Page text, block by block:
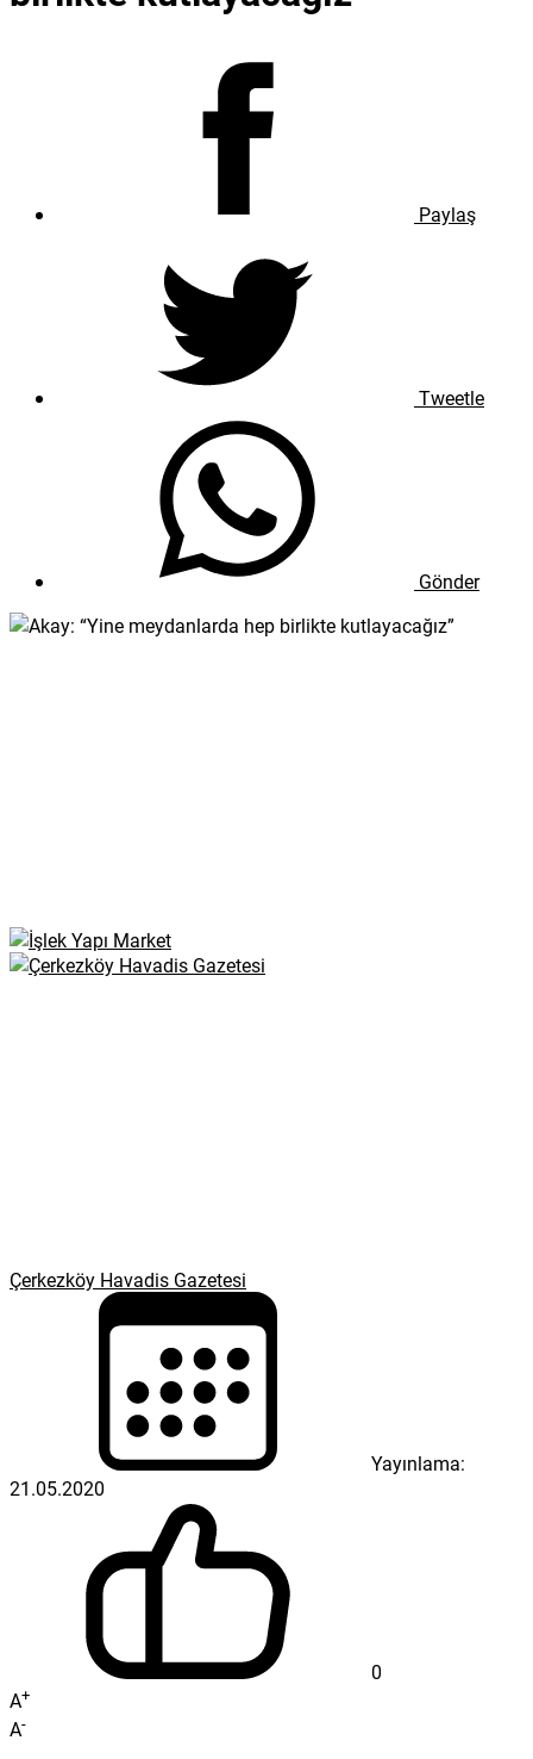
Paylaş
Tweetle
Gönder
Çerkezköy Havadis Gazetesi
Yayınlama:
21.05.2020
0
A+
A-